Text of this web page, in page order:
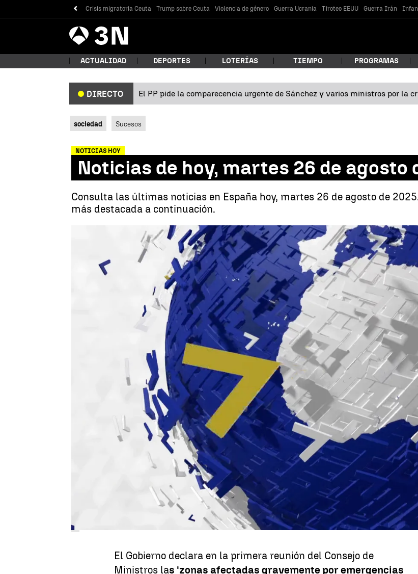
Crisis migratoria Ceuta Trump sobre Ceuta Violencia de género Guerra Ucrania Tiroteo EEUU Guerra Irán
Antena
3 Noticias
Buscar
ACTUALIDAD DEPORTES LOTERÍAS TIEMPO PROGRAMAS
DIRECTO El PP pide la comparecencia urgente de Sánchez y varios ministros por la
sociedad Sucesos
NOTICIAS HOY
Noticias de hoy, martes 26 de agosto
Consulta las últimas noticias en España hoy, martes 26 de agosto de
más destacada a continuación.
Antena 3 Noticias
26 de agosto de 2025, 21:09
26 de agosto de 2025, 10:39
WhatsappFacebook
X
La declaración de zona catastrófica en las zonas afectadas por
los incendios, la última hora sobre el avance del fuego en España
y la victoria de Carlos Alcaraz en el US Open, entre las
noticias
que marcan la jornada de hoy,martes 26 de agosto.
Zona catastrófica en las zonas afectadas por los
El Gobierno declara en la primera reunión del Consejo de
Ministros las 'zonas afectadas gravemente por emergencias